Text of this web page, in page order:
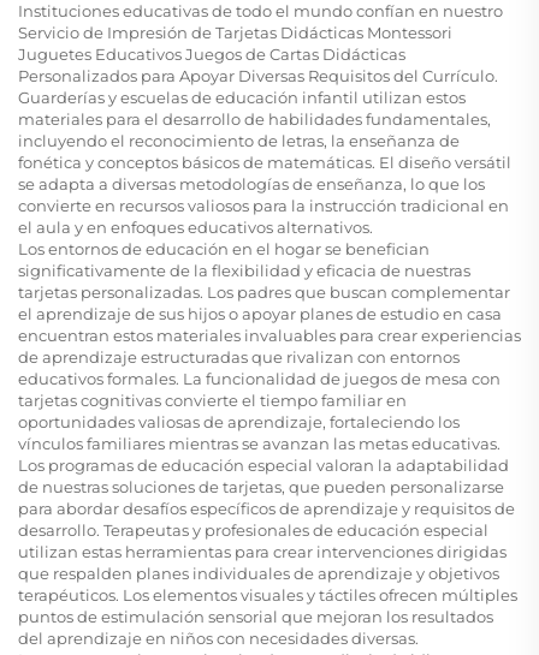
Instituciones educativas de todo el mundo confían en nuestro
Servicio de Impresión de Tarjetas Didácticas Montessori
Juguetes Educativos Juegos de Cartas Didácticas
Personalizados para Apoyar Diversas Requisitos del Currículo.
Guarderías y escuelas de educación infantil utilizan estos
materiales para el desarrollo de habilidades fundamentales,
incluyendo el reconocimiento de letras, la enseñanza de
fonética y conceptos básicos de matemáticas. El diseño versátil
se adapta a diversas metodologías de enseñanza, lo que los
convierte en recursos valiosos para la instrucción tradicional en
el aula y en enfoques educativos alternativos.
Los entornos de educación en el hogar se benefician
significativamente de la flexibilidad y eficacia de nuestras
tarjetas personalizadas. Los padres que buscan complementar
el aprendizaje de sus hijos o apoyar planes de estudio en casa
encuentran estos materiales invaluables para crear experiencias
de aprendizaje estructuradas que rivalizan con entornos
educativos formales. La funcionalidad de juegos de mesa con
tarjetas cognitivas convierte el tiempo familiar en
oportunidades valiosas de aprendizaje, fortaleciendo los
vínculos familiares mientras se avanzan las metas educativas.
Los programas de educación especial valoran la adaptabilidad
de nuestras soluciones de tarjetas, que pueden personalizarse
para abordar desafíos específicos de aprendizaje y requisitos de
desarrollo. Terapeutas y profesionales de educación especial
utilizan estas herramientas para crear intervenciones dirigidas
que respalden planes individuales de aprendizaje y objetivos
terapéuticos. Los elementos visuales y táctiles ofrecen múltiples
puntos de estimulación sensorial que mejoran los resultados
del aprendizaje en niños con necesidades diversas.